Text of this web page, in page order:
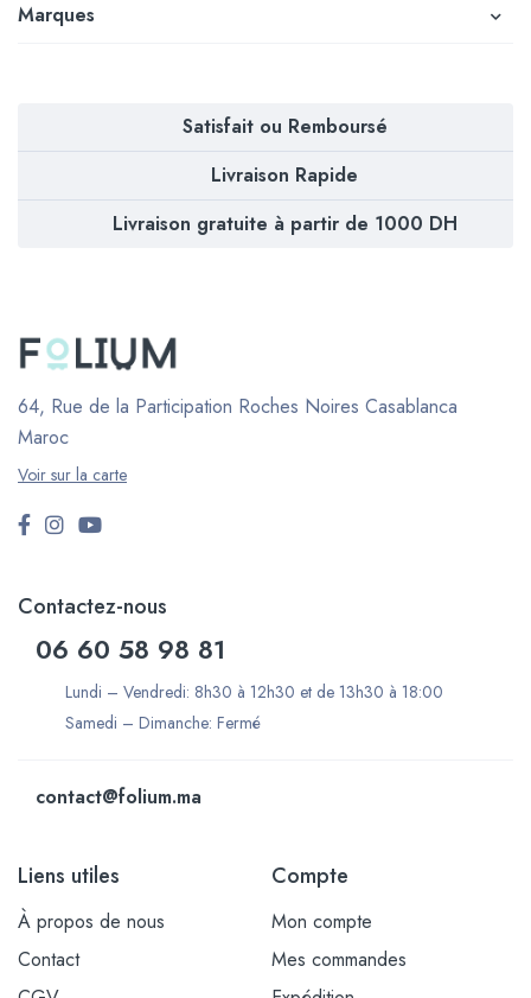
Marques
Satisfait ou Remboursé
Livraison Rapide
Livraison gratuite à partir de 1000 DH
64, Rue de la Participation Roches Noires Casablanca
Maroc
Voir sur la carte
Contactez-nous
06 60 58 98 81
Lundi – Vendredi: 8h30 à 12h30 et de 13h30 à 18:00
Samedi – Dimanche: Fermé
contact@folium.ma
Liens utiles
À propos de nous
Contact
Compte
Mon compte
Mes commandes